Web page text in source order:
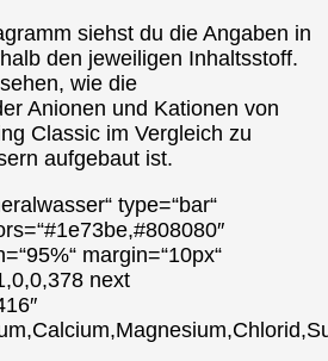
siehst du die Angaben in
den jeweiligen Inhaltsstoff.
wie die
Anionen und Kationen von
Classic im Vergleich zu
aufgebaut ist.
type=“bar“
margin=“10px“
next